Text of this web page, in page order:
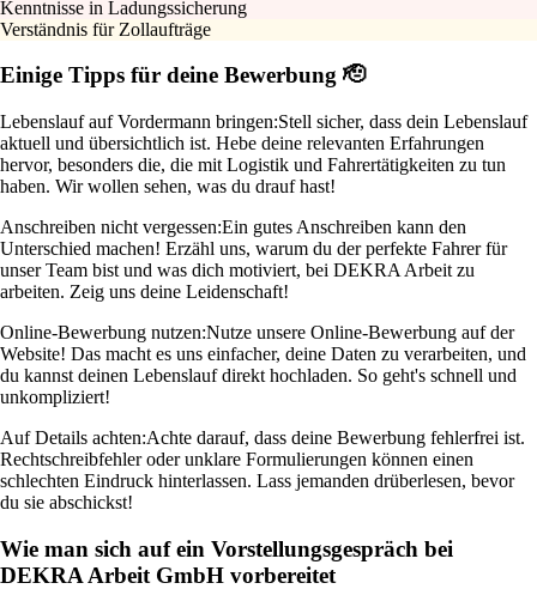
Kenntnisse in Ladungssicherung
Verständnis für Zollaufträge
Einige Tipps für deine Bewerbung 🫡
Lebenslauf auf Vordermann bringen:Stell sicher, dass dein Lebenslauf
aktuell und übersichtlich ist. Hebe deine relevanten Erfahrungen
hervor, besonders die, die mit Logistik und Fahrertätigkeiten zu tun
haben. Wir wollen sehen, was du drauf hast!
Anschreiben nicht vergessen:Ein gutes Anschreiben kann den
Unterschied machen! Erzähl uns, warum du der perfekte Fahrer für
unser Team bist und was dich motiviert, bei DEKRA Arbeit zu
arbeiten. Zeig uns deine Leidenschaft!
Online-Bewerbung nutzen:Nutze unsere Online-Bewerbung auf der
Website! Das macht es uns einfacher, deine Daten zu verarbeiten, und
du kannst deinen Lebenslauf direkt hochladen. So geht's schnell und
unkompliziert!
Auf Details achten:Achte darauf, dass deine Bewerbung fehlerfrei ist.
Rechtschreibfehler oder unklare Formulierungen können einen
schlechten Eindruck hinterlassen. Lass jemanden drüberlesen, bevor
du sie abschickst!
Wie man sich auf ein Vorstellungsgespräch bei
DEKRA Arbeit GmbH vorbereitet